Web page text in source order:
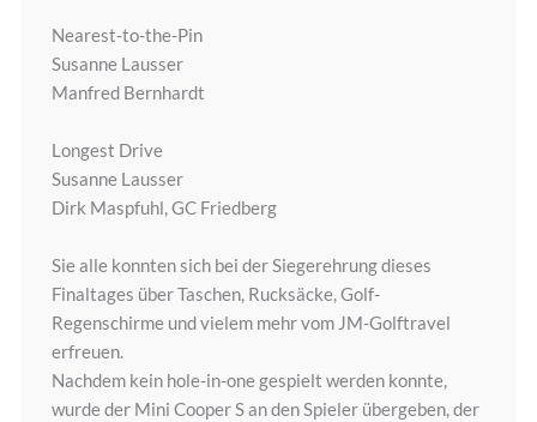
Nearest-to-the-Pin
Susanne Lausser
Manfred Bernhardt
Longest Drive
Susanne Lausser
Dirk Maspfuhl, GC Friedberg
Sie alle konnten sich bei der Siegerehrung dieses
Finaltages über Taschen, Rucksäcke, Golf-
Regenschirme und vielem mehr vom JM-Golftravel
erfreuen.
Nachdem kein hole-in-one gespielt werden konnte,
wurde der Mini Cooper S an den Spieler übergeben, der